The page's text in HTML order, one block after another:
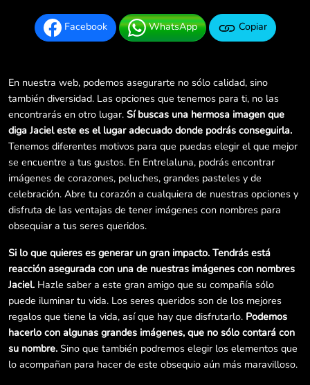
Facebook WhatsApp Copiar
En nuestra web, podemos asegurarte no sólo calidad, sino
también diversidad. Las opciones que tenemos para ti, no las
encontrarás en otro lugar. Sí buscas una hermosa imagen que
diga Jaciel este es el lugar adecuado donde podrás conseguirla.
Tenemos diferentes motivos para que puedas elegir el que mejor
se encuentre a tus gustos. En Entrelaluna, podrás encontrar
imágenes de corazones, peluches, grandes pasteles y de
celebración. Abre tu corazón a cualquiera de nuestras opciones y
disfruta de las ventajas de tener imágenes con nombres para
obsequiar a tus seres queridos.
Si lo que quieres es generar un gran impacto. Tendrás está
reacción asegurada con una de nuestras imágenes con nombres
Jaciel. Hazle saber a este gran amigo que su compañía sólo
puede iluminar tu vida. Los seres queridos son de los mejores
regalos que tiene la vida, así que hay que disfrutarlo. Podemos
hacerlo con algunas grandes imágenes, que no sólo contará con
su nombre. Sino que también podremos elegir los elementos que
lo acompañan para hacer de este obsequio aún más maravilloso.